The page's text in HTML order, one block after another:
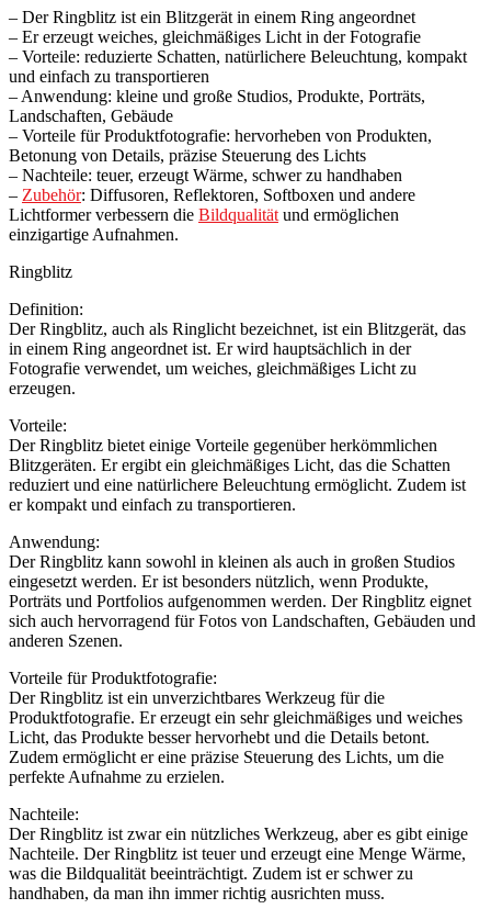
– Der Ringblitz ist ein Blitzgerät in einem Ring angeordnet
– Er erzeugt weiches, gleichmäßiges Licht in der Fotografie
– Vorteile: reduzierte Schatten, natürlichere Beleuchtung, kompakt
und einfach zu transportieren
– Anwendung: kleine und große Studios, Produkte, Porträts,
Landschaften, Gebäude
– Vorteile für Produktfotografie: hervorheben von Produkten,
Betonung von Details, präzise Steuerung des Lichts
– Nachteile: teuer, erzeugt Wärme, schwer zu handhaben
– Zubehör: Diffusoren, Reflektoren, Softboxen und andere
Lichtformer verbessern die Bildqualität und ermöglichen
einzigartige Aufnahmen.
Ringblitz
Definition:
Der Ringblitz, auch als Ringlicht bezeichnet, ist ein Blitzgerät, das
in einem Ring angeordnet ist. Er wird hauptsächlich in der
Fotografie verwendet, um weiches, gleichmäßiges Licht zu
erzeugen.
Vorteile:
Der Ringblitz bietet einige Vorteile gegenüber herkömmlichen
Blitzgeräten. Er ergibt ein gleichmäßiges Licht, das die Schatten
reduziert und eine natürlichere Beleuchtung ermöglicht. Zudem ist
er kompakt und einfach zu transportieren.
Anwendung:
Der Ringblitz kann sowohl in kleinen als auch in großen Studios
eingesetzt werden. Er ist besonders nützlich, wenn Produkte,
Porträts und Portfolios aufgenommen werden. Der Ringblitz eignet
sich auch hervorragend für Fotos von Landschaften, Gebäuden und
anderen Szenen.
Vorteile für Produktfotografie:
Der Ringblitz ist ein unverzichtbares Werkzeug für die
Produktfotografie. Er erzeugt ein sehr gleichmäßiges und weiches
Licht, das Produkte besser hervorhebt und die Details betont.
Zudem ermöglicht er eine präzise Steuerung des Lichts, um die
perfekte Aufnahme zu erzielen.
Nachteile:
Der Ringblitz ist zwar ein nützliches Werkzeug, aber es gibt einige
Nachteile. Der Ringblitz ist teuer und erzeugt eine Menge Wärme,
was die Bildqualität beeinträchtigt. Zudem ist er schwer zu
handhaben, da man ihn immer richtig ausrichten muss.